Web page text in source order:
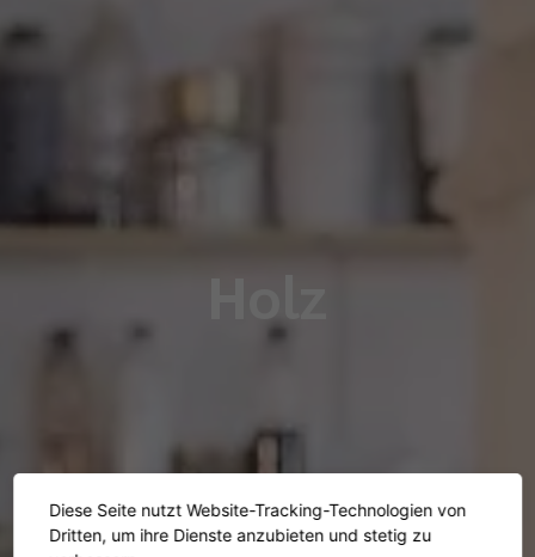
Diese Seite nutzt Website-Tracking-Technologien von
Dritten, um ihre Dienste anzubieten und stetig zu